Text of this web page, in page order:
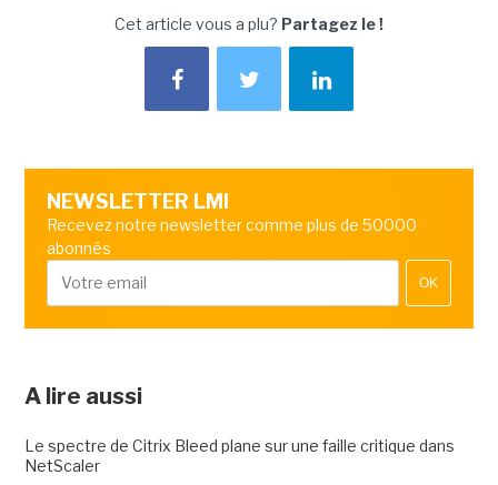
Cet article vous a plu? Partagez le !
NEWSLETTER LMI
Recevez notre newsletter comme plus de 50000
abonnés
OK
A lire aussi
Le spectre de Citrix Bleed plane sur une faille critique dans
NetScaler